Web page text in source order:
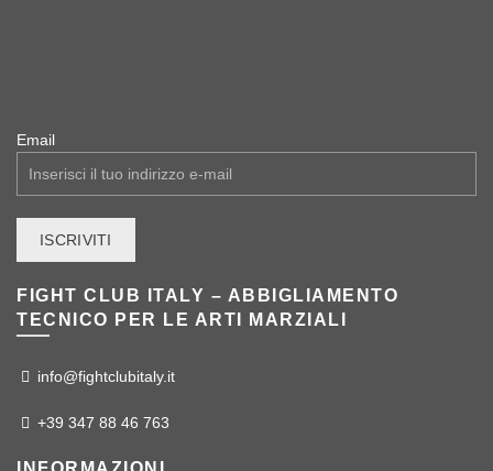
Email
FIGHT CLUB ITALY – ABBIGLIAMENTO
TECNICO PER LE ARTI MARZIALI
info@fightclubitaly.it
+39 347 88 46 763